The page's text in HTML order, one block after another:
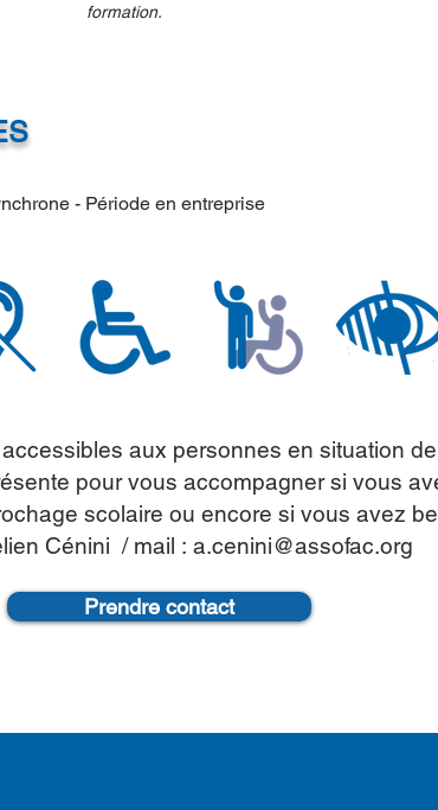
formation.
- Période en entreprise
aux personnes en situation
pour vous accompagner si vous
scolaire ou encore si vous avez
Cénini / mail : a.cenini@assofac.org
Prendre contact